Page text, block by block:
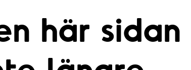
här sidan